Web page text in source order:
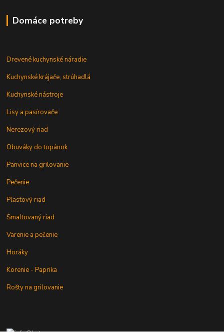
Domáce potreby
Drevené kuchynské náradie
Kuchynské krájače, strúhadlá
Kuchynské nástroje
Lisy a pasírovače
Nerezový riad
Obuváky do topánok
Panvice na grilovanie
Pečenie
Plastový riad
Smaltovaný riad
Varenie a pečenie
Horáky
Korenie - Paprika
Rošty na grilovanie